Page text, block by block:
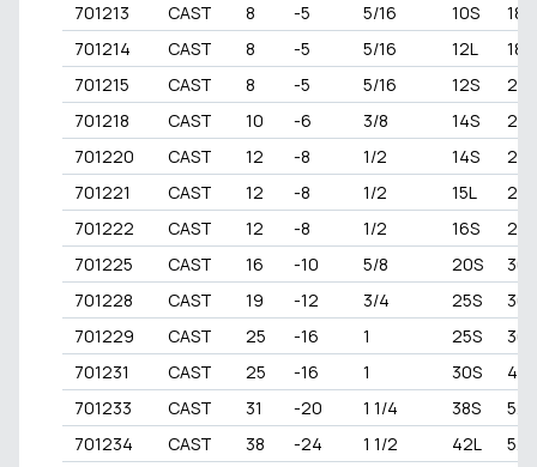
701213
CAST 8 -5 5/16 10S
701214
CAST 8 -5 5/16 12L
701215
CAST 8 -5 5/16 12S
701218
CAST 10 -6 3/8 14S
701220
CAST 12 -8 1/2 14S
701221
CAST 12 -8 1/2 15L
701222
CAST 12 -8 1/2 16S
701225
CAST 16 -10 5/8 20S
701228
CAST 19 -12 3/4 25S
701229
CAST 25 -16 1 25S
701231
CAST 25 -16 1 30S
701233
CAST 31 -20 1 1/4 38S
701234
CAST 38 -24 1 1/2 42L